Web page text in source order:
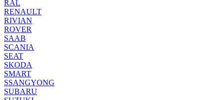
RAL
RENAULT
RIVIAN
ROVER
SAAB
SCANIA
SEAT
SKODA
SMART
SSANGYONG
SUBARU